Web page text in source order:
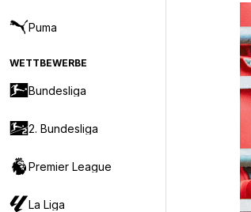
Puma
WETTBEWERBE
Bundesliga
2. Bundesliga
Premier League
La Liga